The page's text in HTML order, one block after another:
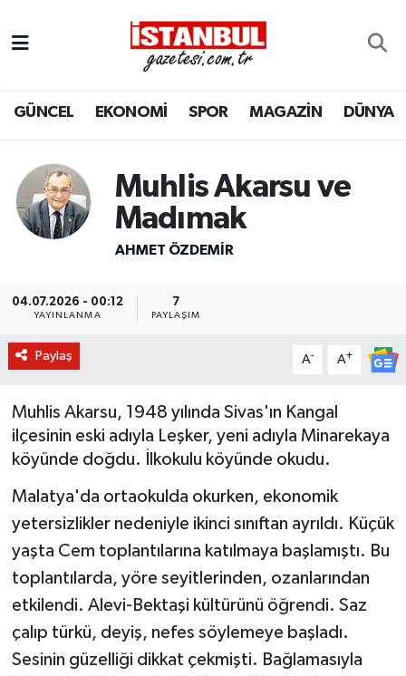
GÜNCEL EKONOMİ SPOR MAGAZİN DÜNYA
Muhlis Akarsu ve
Madımak
AHMET ÖZDEMIR
04.07.2026 - 00:12
YAYINLANMA
7
PAYLAŞIM
Paylaş A- A+
Muhlis Akarsu, 1948 yılında Sivas'ın Kangal
ilçesinin eski adıyla Leşker, yeni adıyla Minarekaya
köyünde doğdu. İlkokulu köyünde okudu.
Malatya'da ortaokulda okurken, ekonomik
yetersizlikler nedeniyle ikinci sınıftan ayrıldı. Küçük
yaşta Cem toplantılarına katılmaya başlamıştı. Bu
toplantılarda, yöre seyitlerinden, ozanlarından
etkilendi. Alevi-Bektaşi kültürünü öğrendi. Saz
çalıp türkü, deyiş, nefes söylemeye başladı.
Sesinin güzelliği dikkat çekmişti. Bağlamasıyla
EKONOMİ
İSTANBUL
DÜNYA
MAGAZİN
KÜLTÜR SANAT
BİLİM VE TEKNOLOJİ
KURUMSAL
Nöbetçi Eczaneler
Hava Durumu
Trafik Durumu
Süper Lig Puan Durumu ve Fikstür
Tüm Manşetler
Son Dakika Haberleri
Haber Arşivi